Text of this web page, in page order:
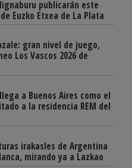
publicarán este
Euzko Etxea de La Plata
gran nivel de juego,
Los Vascos 2026 de
a Buenos Aires como el
a la residencia REM del
irakasles de Argentina
mirando ya a Lazkao